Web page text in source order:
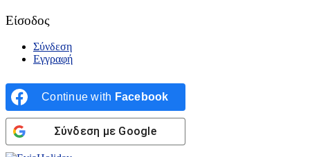
Είσοδος
Σύνδεση
Εγγραφή
Continue with Facebook
Σύνδεση με Google